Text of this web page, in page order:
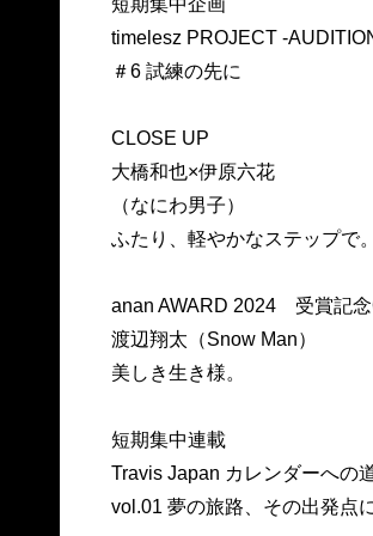
短期集中企画
timelesz PROJECT -
＃6 試練の先に
CLOSE UP
大橋和也×伊原六花
（なにわ男子）
ふたり、軽やかなステップで。
anan AWARD 2024 受賞記
渡辺翔太（Snow Man）
美しき生き様。
短期集中連載
Travis Japan カレンダーへの
vol.01 夢の旅路、その出発点